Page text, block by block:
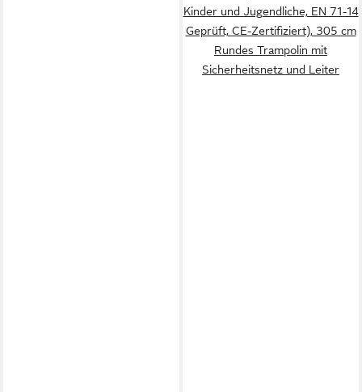
Kinder und Jugendliche, EN 71-14
Geprüft, CE-Zertifiziert), 305 cm
Rundes Trampolin mit
Sicherheitsnetz und Leiter